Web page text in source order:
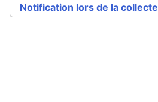
Notification lors de la collecte